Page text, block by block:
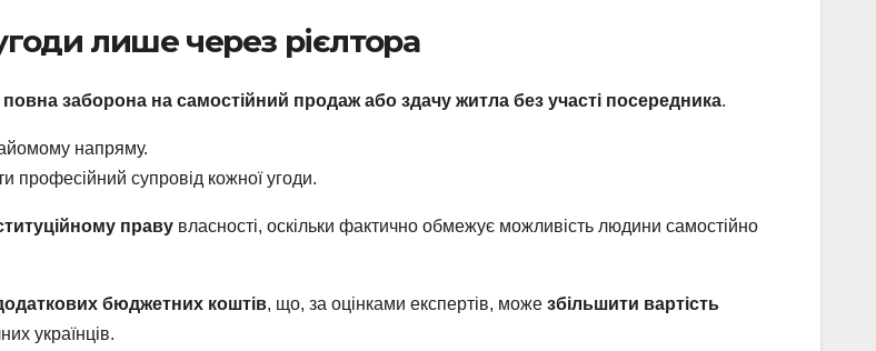
лише через рієлтора
повна заборона на самостійний продаж або здачу житла без участі посередника.
напряму.
професійний супровід кожної угоди.
праву власності, оскільки фактично обмежує можливість людини самостійно
бюджетних коштів, що, за оцінками експертів, може збільшити вартість
українців.